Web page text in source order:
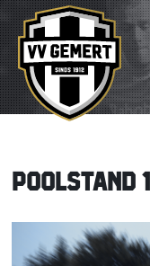
POOLSTAND